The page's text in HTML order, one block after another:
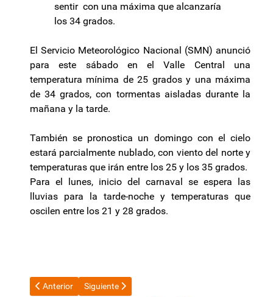
sentir con una máxima que alcanzaría
los 34 grados.
El Servicio Meteorológico Nacional (SMN) anunció
para este sábado en el Valle Central una
temperatura mínima de 25 grados y una máxima
de 34 grados, con tormentas aisladas durante la
mañana y la tarde.
También se pronostica un domingo con el cielo
estará parcialmente nublado, con viento del norte y
temperaturas que irán entre los 25 y los 35 grados.
Para el lunes, inicio del carnaval se espera las
lluvias para la tarde-noche y temperaturas que
oscilen entre los 21 y 28 grados.
Artículo anterior: Milei: "No nos importa pagar el costo político
Anterior Artículo siguiente: Javier Milei usó una metáfora
Siguiente